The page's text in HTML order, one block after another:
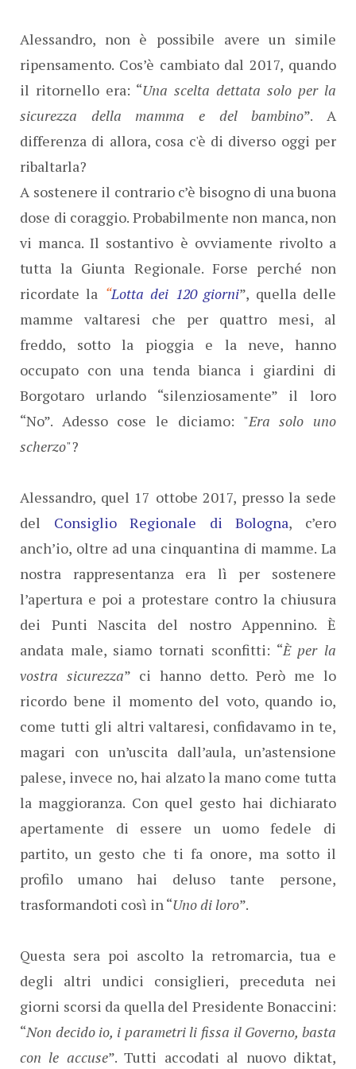
Alessandro, non è possibile avere un simile
ripensamento. Cos’è cambiato dal 2017, quando
il ritornello era: “Una scelta dettata solo per la
sicurezza della mamma e del bambino”. A
differenza di allora, cosa c'è di diverso oggi per
ribaltarla?
A sostenere il contrario c’è bisogno di una buona
dose di coraggio. Probabilmente non manca, non
vi manca. Il sostantivo è ovviamente rivolto a
tutta la Giunta Regionale. Forse perché non
ricordate la “Lotta dei 120 giorni”, quella delle
mamme valtaresi che per quattro mesi, al
freddo, sotto la pioggia e la neve, hanno
occupato con una tenda bianca i giardini di
Borgotaro urlando “silenziosamente” il loro
“No”. Adesso cose le diciamo: "Era solo uno
scherzo"?
Alessandro, quel 17 ottobe 2017, presso la sede
del Consiglio Regionale di Bologna, c’ero
anch’io, oltre ad una cinquantina di mamme. La
nostra rappresentanza era lì per sostenere
l’apertura e poi a protestare contro la chiusura
dei Punti Nascita del nostro Appennino. È
andata male, siamo tornati sconfitti: “È per la
vostra sicurezza” ci hanno detto. Però me lo
ricordo bene il momento del voto, quando io,
come tutti gli altri valtaresi, confidavamo in te,
magari con un’uscita dall’aula, un’astensione
palese, invece no, hai alzato la mano come tutta
la maggioranza. Con quel gesto hai dichiarato
apertamente di essere un uomo fedele di
partito, un gesto che ti fa onore, ma sotto il
profilo umano hai deluso tante persone,
trasformandoti così in “Uno di loro”.
Questa sera poi ascolto la retromarcia, tua e
degli altri undici consiglieri, preceduta nei
giorni scorsi da quella del Presidente Bonaccini:
“Non decido io, i parametri li fissa il Governo, basta
con le accuse”. Tutti accodati al nuovo diktat,